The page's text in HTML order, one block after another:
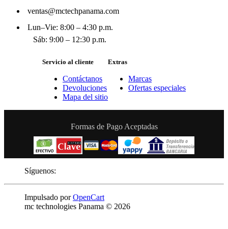
ventas@mctechpanama.com
Lun–Vie: 8:00 – 4:30 p.m.
Sáb: 9:00 – 12:30 p.m.
Servicio al cliente
Contáctanos
Devoluciones
Mapa del sitio
Extras
Marcas
Ofertas especiales
Formas de Pago Aceptadas
Síguenos:
Impulsado porOpenCart
mc technologies Panama © 2026